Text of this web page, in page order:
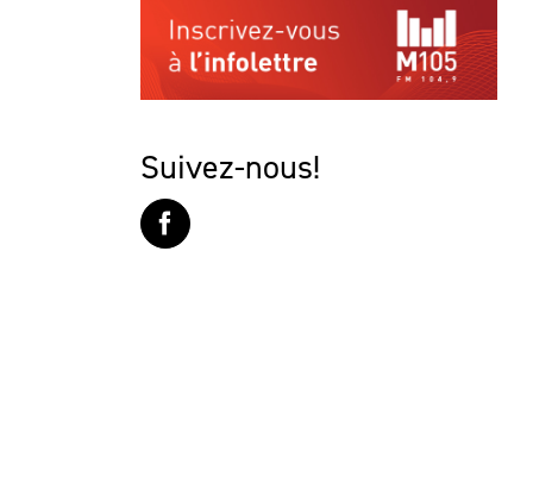
Suivez-nous!